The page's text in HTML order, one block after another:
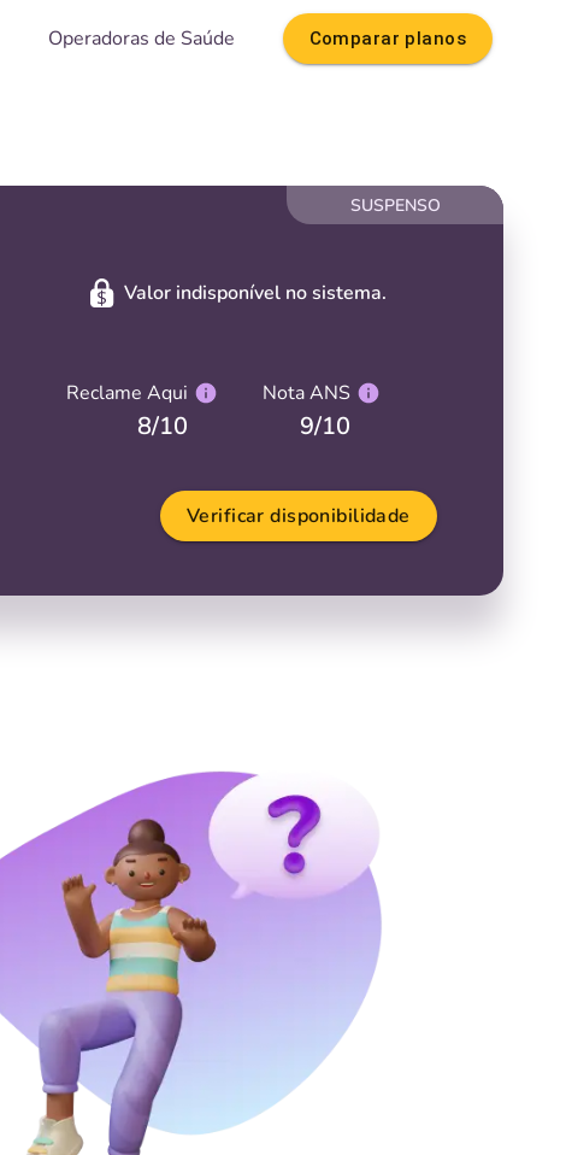
Operadoras de Saúde Comparar planos
Valor indisponível no sistema.
Reclame Aqui
8/10
Nota ANS
9/10
SUSPENSO
Verificar disponibilidade